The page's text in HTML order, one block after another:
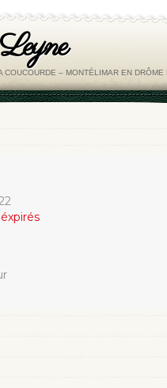
– MONTÉLIMAR EN DRÔME